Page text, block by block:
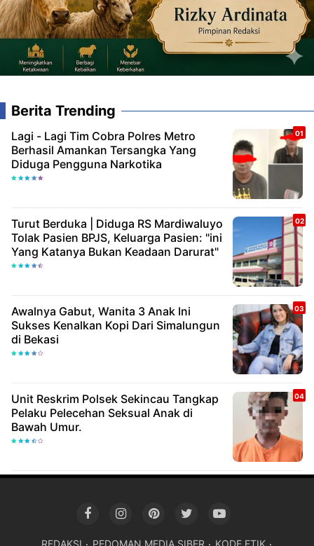
Berita Trending
Lagi - Lagi Tim Cobra Polres Metro
Berhasil Amankan Tersangka Yang
Diduga Pengguna Narkotika
Turut Berduka | Diduga RS Mardiwaluyo
Tolak Pasien BPJS, Keluarga Pasien: "ini
Yang Katanya Bukan Keadaan Darurat"
Awalnya Gabut, Wanita 3 Anak Ini
Sukses Kenalkan Kopi Dari Simalungun
di Bekasi
Unit Reskrim Polsek Sekincau Tangkap
Pelaku Pelecehan Seksual Anak di
Bawah Umur.
REDAKSI PEDOMAN MEDIA SIBER KODE ETIK